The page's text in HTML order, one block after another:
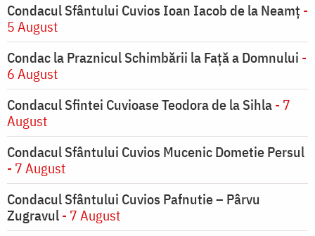
Condacul Sfântului Cuvios Ioan Iacob de la Neamț -
5 August
Condac la Praznicul Schimbării la Faţă a Domnului -
6 August
Condacul Sfintei Cuvioase Teodora de la Sihla- 7
August
Condacul Sfântului Cuvios Mucenic Dometie Persul
- 7 August
Condacul Sfântului Cuvios Pafnutie – Pârvu
Zugravul- 7 August